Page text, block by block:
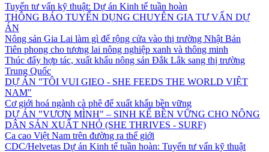
Tuyển tư vấn kỹ thuật: Dự án Kinh tế tuần hoàn
THÔNG BÁO TUYỂN DỤNG CHUYÊN GIA TƯ VẤN DỰ
ÁN
Nông sản Gia Lai làm gì để rộng cửa vào thị trường Nhật Bản
Tiên phong cho tương lai nông nghiệp xanh và thông minh
Thúc đẩy hợp tác, xuất khẩu nông sản Đắk Lắk sang thị trường
Trung Quốc
DỰ ÁN "TÔI VUI GIEO - SHE FEEDS THE WORLD VIỆT
NAM"
Cơ giới hoá ngành cà phê để xuất khẩu bền vững
DỰ ÁN "VƯƠN MÌNH" – SINH KẾ BỀN VỮNG CHO NÔNG
DÂN SẢN XUẤT NHỎ (SHE THRIVES - SURF)
Ca cao Việt Nam trên đường ra thế giới
CDC/Helvetas Dự án Kinh tế tuần hoàn: Tuyển tư vấn kỹ thuật